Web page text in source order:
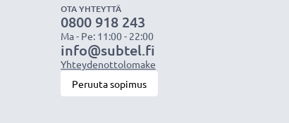
OTA YHTEYTTÄ
0800 918 243
Ma - Pe: 11:00 - 22:00
info@subtel.fi
Yhteydenottolomake
Peruuta sopimus